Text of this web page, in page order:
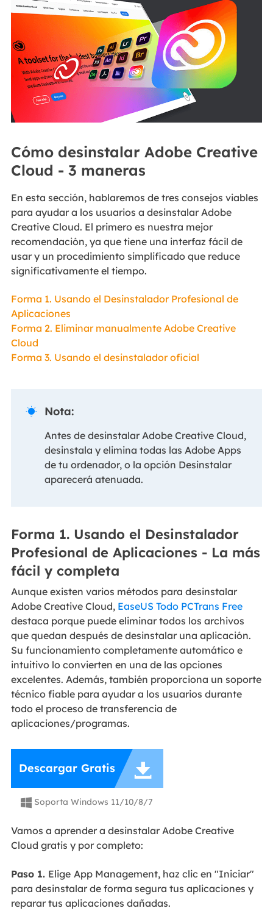
Cómo desinstalar Adobe Creative
Cloud - 3 maneras
En esta sección, hablaremos de tres consejos viables
para ayudar a los usuarios a desinstalar Adobe
Creative Cloud. El primero es nuestra mejor
recomendación, ya que tiene una interfaz fácil de
usar y un procedimiento simplificado que reduce
significativamente el tiempo.
Forma 1. Usando el Desinstalador Profesional de
Aplicaciones
Forma 2. Eliminar manualmente Adobe Creative
Cloud
Forma 3. Usando el desinstalador oficial
 Nota:
Antes de desinstalar Adobe Creative Cloud,
desinstala y elimina todas las Adobe Apps
de tu ordenador, o la opción Desinstalar
aparecerá atenuada.
Forma 1. Usando el Desinstalador
Profesional de Aplicaciones - La más
fácil y completa
Aunque existen varios métodos para desinstalar
Adobe Creative Cloud, EaseUS Todo PCTrans Free
destaca porque puede eliminar todos los archivos
que quedan después de desinstalar una aplicación.
Su funcionamiento completamente automático e
intuitivo lo convierten en una de las opciones
excelentes. Además, también proporciona un soporte
técnico fiable para ayudar a los usuarios durante
todo el proceso de transferencia de
aplicaciones/programas.
Descargar Gratis 
 Soporta Windows 11/10/8/7
Vamos a aprender a desinstalar Adobe Creative
Cloud gratis y por completo:
Paso 1. Elige App Management, haz clic en "Iniciar"
para desinstalar de forma segura tus aplicaciones y
reparar tus aplicaciones dañadas.